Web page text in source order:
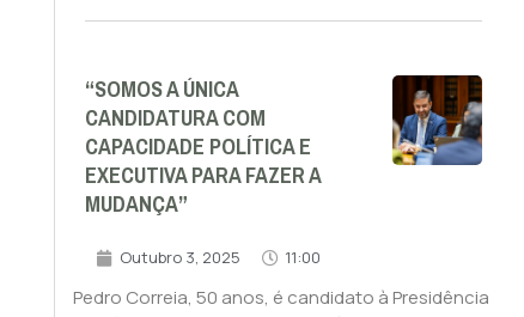
“SOMOS A ÚNICA
CANDIDATURA COM
CAPACIDADE POLÍTICA E
EXECUTIVA PARA FAZER A
MUDANÇA”
Outubro 3, 2025 11:00
Pedro Correia, 50 anos, é candidato à Presidência